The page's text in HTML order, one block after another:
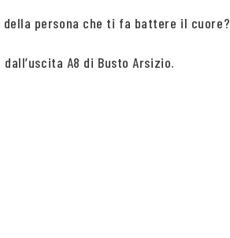
persona che ti fa battere il cuore?
A8 di Busto Arsizio.